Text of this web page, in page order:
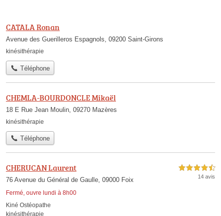
CATALA Ronan
Avenue des Guerilleros Espagnols, 09200 Saint-Girons
kinésithérapie
Téléphone
CHEMLA-BOURDONCLE Mikaël
18 E Rue Jean Moulin, 09270 Mazères
kinésithérapie
Téléphone
CHERUCAN Laurent
76 Avenue du Général de Gaulle, 09000 Foix
Fermé, ouvre lundi à 8h00
4,5 étoiles sur 5
14 avis
Kiné Ostéopathe
kinésithérapie